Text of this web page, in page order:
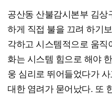
공산동 산불감시본부 김상
하게 직접 불을 끄려 하기
각하고 시스템적으로 움직
화는 시스템 힘으로 해야
웅 심리로 뛰어들었다가
대한 염려가 묻어났다. 또